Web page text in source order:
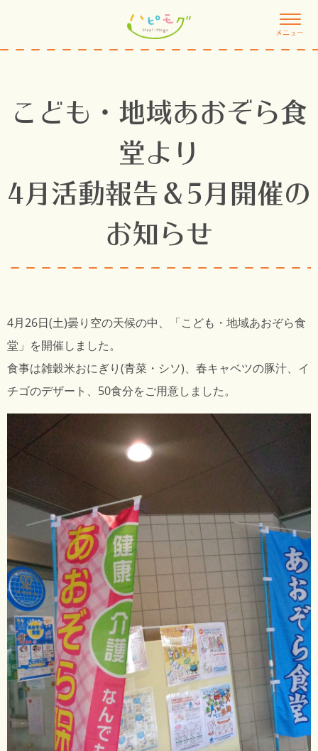
メニュー
こども・地域あおぞら食
堂より
4月活動報告＆5月開催の
お知らせ
4月26日(土)曇り空の天候の中、「こども・地域あおぞら食
堂」を開催しました。
食事は雑穀米おにぎり(青菜・シソ)、春キャベツの豚汁、イ
チゴのデザート、50食分をご用意しました。